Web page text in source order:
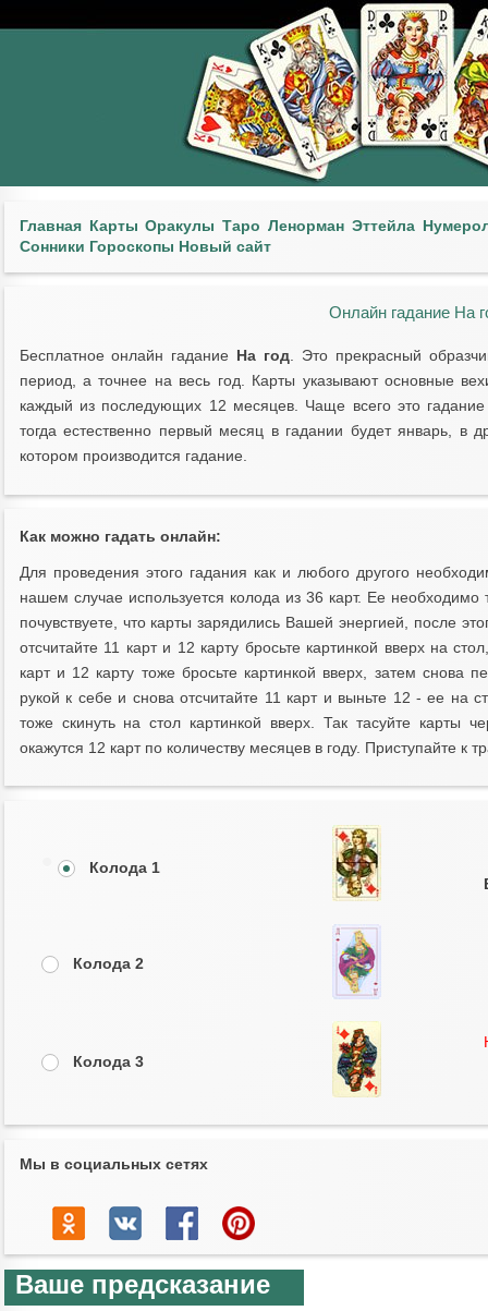
Главная Карты Оракулы Таро Ленорман Эттейла
Сонники Гороскопы Новый сайт
Онлайн гадание На
Бесплатное онлайн гадание На год . Это прекрасный
период, а точнее на весь год. Карты указывают основные
каждый из последующих 12 месяцев. Чаще всего это
тогда естественно первый месяц в гадании будет январь, в
котором производится гадание.
Как можно гадать онлайн:
Для проведения этого гадания как и любого другого
нашем случае используется колода из 36 карт. Ее
почувствуете, что карты зарядились Вашей энергией, после
отсчитайте 11 карт и 12 карту бросьте картинкой вверх на
карт и 12 карту тоже бросьте картинкой вверх, затем снова
рукой к себе и снова отсчитайте 11 карт и выньте 12 - ее на
тоже скинуть на стол картинкой вверх. Так тасуйте карты
окажутся 12 карт по количеству месяцев в году. Приступайте к
Колода 1
Колода 2
Колода 3
Мы в социальных сетях
Ваше предсказание